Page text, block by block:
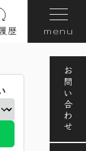
歴 menu
お問い合わせ